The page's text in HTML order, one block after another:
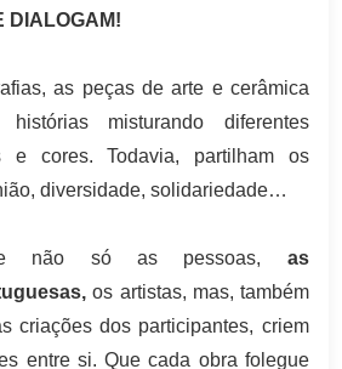
DIALOGAM!
as peças de arte e cerâmica
misturando diferentes
e cores. Todavia, partilham os
diversidade, solidariedade…
não só as pessoas, as
os artistas, mas, também
criações dos participantes, criem
entre si. Que cada obra folegue